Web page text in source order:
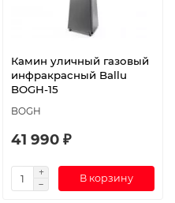
Камин уличный газовый
инфракрасный Ballu
BOGH-15
BOGH
41 990 ₽
В корзину